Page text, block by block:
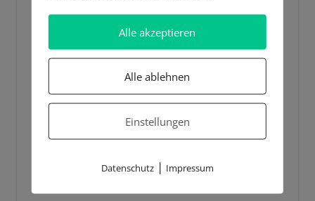
Alle akzeptieren
Alle ablehnen
Einstellungen
Datenschutz| Impressum